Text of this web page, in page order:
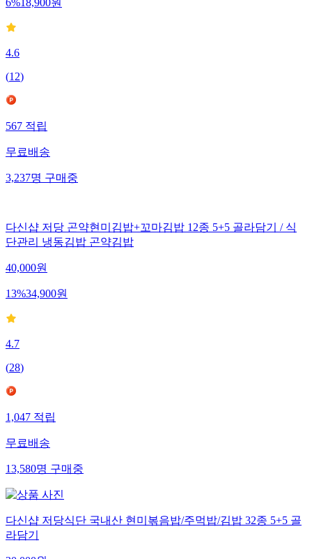
6%18,900원
4.6
(12)
567적립
무료배송
3,237명구매중
다신샵 저당 곤약현미김밥+꼬마김밥 12종 5+5 골라담기 / 식
단관리 냉동김밥 곤약김밥
40,000원
13%34,900원
4.7
(28)
1,047적립
무료배송
13,580명구매중
다신샵 저당식단 국내산 현미볶음밥/주먹밥/김밥 32종 5+5 골
라담기